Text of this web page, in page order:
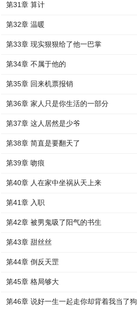
第31章 算计
第32章 温暖
第33章 现实狠狠给了他一巴掌
第34章 不属于他的
第35章 回来机票报销
第36章 家人只是你生活的一部分
第37章 这人居然是少爷
第38章 简直是要翻天了
第39章 吻痕
第40章 人在家中坐祸从天上来
第41章 入职
第42章 被男鬼吸了阳气的书生
第43章 甜丝丝
第44章 倒反天罡
第45章 格局够大
第46章 说好一生一起走你却背着我当了狗